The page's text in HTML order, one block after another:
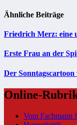
Ähnliche Beiträge
Friedrich Merz: eine
Erste Frau an der
Der
Online-
Vom Fachmann